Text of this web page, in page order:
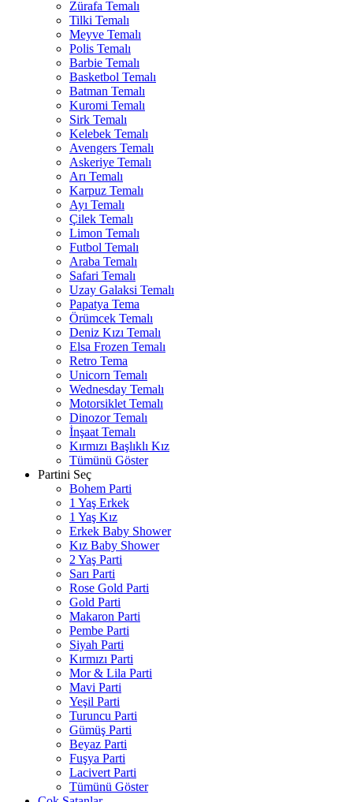
Zürafa Temalı
Tilki Temalı
Meyve Temalı
Polis Temalı
Barbie Temalı
Basketbol Temalı
Batman Temalı
Kuromi Temalı
Sirk Temalı
Kelebek Temalı
Avengers Temalı
Askeriye Temalı
Arı Temalı
Karpuz Temalı
Ayı Temalı
Çilek Temalı
Limon Temalı
Futbol Temalı
Araba Temalı
Safari Temalı
Uzay Galaksi Temalı
Papatya Tema
Örümcek Temalı
Deniz Kızı Temalı
Elsa Frozen Temalı
Retro Tema
Unicorn Temalı
Wednesday Temalı
Motorsiklet Temalı
Dinozor Temalı
İnşaat Temalı
Kırmızı Başlıklı Kız
Tümünü Göster
Partini Seç
Bohem Parti
1 Yaş Erkek
1 Yaş Kız
Erkek Baby Shower
Kız Baby Shower
2 Yaş Parti
Sarı Parti
Rose Gold Parti
Gold Parti
Makaron Parti
Pembe Parti
Siyah Parti
Kırmızı Parti
Mor & Lila Parti
Mavi Parti
Yeşil Parti
Turuncu Parti
Gümüş Parti
Beyaz Parti
Fuşya Parti
Lacivert Parti
Tümünü Göster